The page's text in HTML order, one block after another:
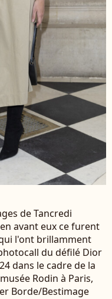
de Tancredi
avant eux ce furent
l'ont brillamment
du défilé Dior
dans le cadre de la
Rodin à Paris,
Borde/Bestimage